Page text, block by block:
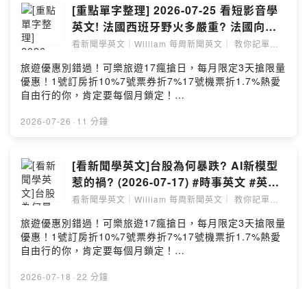
https://drive.google.com/file/d/1Z6KxFYDc7SvMjMJB
OizhTztUfv7RIBmK/view?usp=sharing ➡️免費的背單
字神兵利器Quizlet APP, William 幫你把影片全部的單字
整理到Quizlet囉!!
https://quizlet.com/tw/1197435052/2026-07-31-
%E7%9C%8B%E5%BD%B1%E7%89%87%E5%AD%B8
%E8%8B%B1%E6%96%87-
%E4%BA%8B-
%E5%85%A5%E8%A5%BF%E7%8F%AD%E7%89%99
%E4%BC%91%E9%81%94-flash-cards/?
i=c3c29&x=1qqt 大量閱讀, 才能有效提升英語能力 結合
時事, 讓你的閱讀更加生活化 William老師畢業於美國賓州
大學英語教學碩士 擁有10多年的英語教學經驗 跟著我一
起, 每周看新聞, 學英文 帶你了解時事, 也了解相關英文單
字 新聞來源:
https://www.reuters.com/world/africa/spain-morocco-
halt-deadly-rush-spanish-enclave-after-49000-cross-
短影音, 快速了解火災的可怕 ➡️單字背了就忘? 句子看了
不懂? 收看我的影片, 相信能解決你的學習痛點!! ➡️加入
會員連
結: https://www.youtube.com/channel/UCy4rREatQSu
dxASFTyz0F8w/join 每周四的影片皆為 “會員限定” 影
片, 於YouTube加入會員享有以下福利, 讓你的學習更有力
喔 💥更長的文章解析 💥單字小測驗無期限 💥精美講義
無期限 (上面有整理好影片的文章跟單字, 資訊量豐富) 💥
若當月業務較繁忙, 我會優先上架會員限定影片 一個月只
篇新聞講義: (講義提供一周, 歡迎加入會員, 會另外提供無
期限的講義網址喔)
https://drive.google.com/file/d/1QTqHEd64kntQfhS5s
nV5Jgs7mu5XLhbY/view?usp=sharing ➡️免費的背
字整理到Quizlet囉!!
https://quizlet.com/tw/1196400109/2026-07-25-
%E7%9C%8B%E7%9F%AD%E5%BD%B1%E9%9F%B
%E6%B3%95%E5%9C%8B%E8%A5%BF%E7%8F%AD
[重點單字整理] 2026-07-25 看短影音學
英文! 法國西班牙野火多嚴重? 法國向歐
盟求援! (來源: 看短影音學英文! 法國西班
牙野火多嚴重? 法國向歐盟求援!)
看新聞學英文｜William 每周新聞英文｜ 教你記單字
旅遊優惠別錯過！可樂旅遊17瘋搶日，每月限定3天搶限量
優惠！1號訂房折10%7號票券折7%17號機票折1.7%熱愛
自由行的你，肯定要每個月鎖定！
動態廣告－－－－ 來源新聞講解影片:
作影片 **整理的相當不錯! ** **給認真的同學們多一個
學習管道喔 ** --Hosting provided by SoundOn
2026-07-26 · 11 分鐘
[看新聞學英文]台股為何暴跌? AI新模型
惹的禍? (2026-07-17) #時事英文 #英文
閱讀 #英文單字 #英語學習
看新聞學英文｜William 每周新聞英文｜ 教你記單字
旅遊優惠別錯過！可樂旅遊17瘋搶日，每月限定3天搶限量
優惠！1號訂房折10%7號票券折7%17號機票折1.7%熱愛
自由行的你，肯定要每個月鎖定！
動態廣告－－－－ ➡️本篇新聞YouTube連結:
2026-07-18 · 22 分鐘